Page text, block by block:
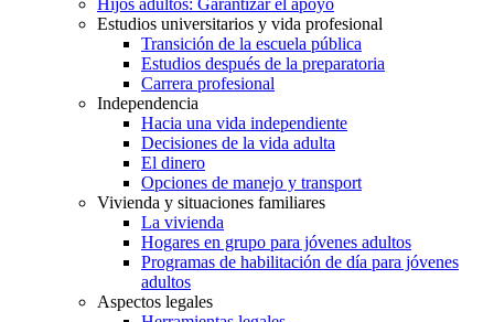
Estudios universitarios y vida profesional
Transición de la escuela pública
Estudios después de la preparatoria
Carrera profesional
Independencia
Hacia una vida independiente
Decisiones de la vida adulta
El dinero
Opciones de manejo y transport
Vivienda y situaciones familiares
La vivienda
Hogares en grupo para jóvenes adultos
Programas de habilitación de día para jóvenes
adultos
Aspectos legales